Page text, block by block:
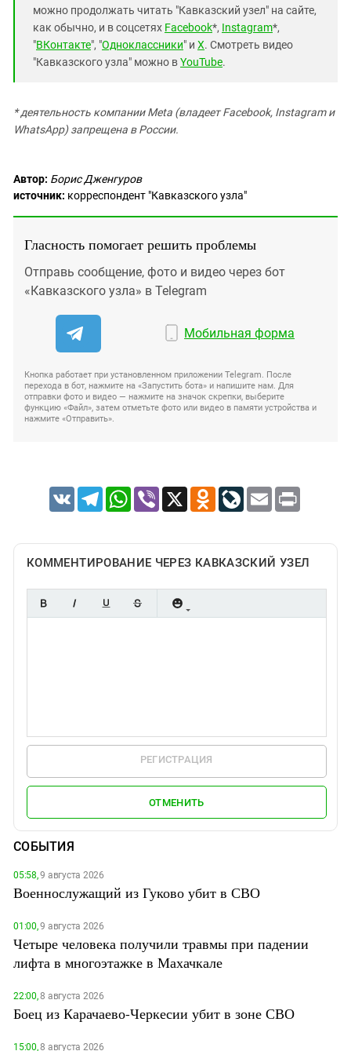
можно продолжать читать "Кавказский узел" на сайте,
как обычно, и в соцсетях Facebook*, Instagram*,
"ВКонтакте", "Одноклассники" и X. Смотреть видео
"Кавказского узла" можно вYouTube.
* деятельность компании Meta (владеет Facebook, Instagram и
WhatsApp) запрещена в России.
Автор: Борис Дженгуров
источник: корреспондент "Кавказского узла"
Гласность помогает решить проблемы
Отправь сообщение, фото и видео через бот
«Кавказского узла» в Telegram
Мобильная форма
Кнопка работает при установленном приложении Telegram. После
перехода в бот, нажмите на «Запустить бота» и напишите нам. Для
отправки фото и видео — нажмите на значок скрепки, выберите
функцию «Файл», затем отметьте фото или видео в памяти устройства и
нажмите «Отправить».
VK TelegramWhatsApp
Viber X Odnoklassniki
LiveJournal
Email Print
КОММЕНТИРОВАНИЕ ЧЕРЕЗ КАВКАЗСКИЙ УЗЕЛ
РЕГИСТРАЦИЯ
ОТМЕНИТЬ
СОБЫТИЯ
05:58,9 августа 2026
Военнослужащий из Гуково убит в СВО
01:00,9 августа 2026
Четыре человека получили травмы при падении
лифта в многоэтажке в Махачкале
22:00,8 августа 2026
Боец из Карачаево-Черкесии убит в зоне СВО
15:00,8 августа 2026